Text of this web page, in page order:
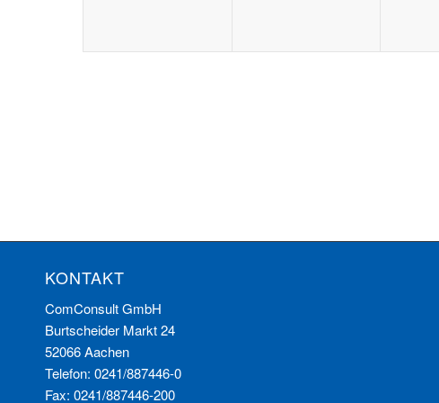
KONTAKT
ComConsult GmbH
Burtscheider Markt 24
52066 Aachen
Telefon: 0241/887446-0
Fax: 0241/887446-200